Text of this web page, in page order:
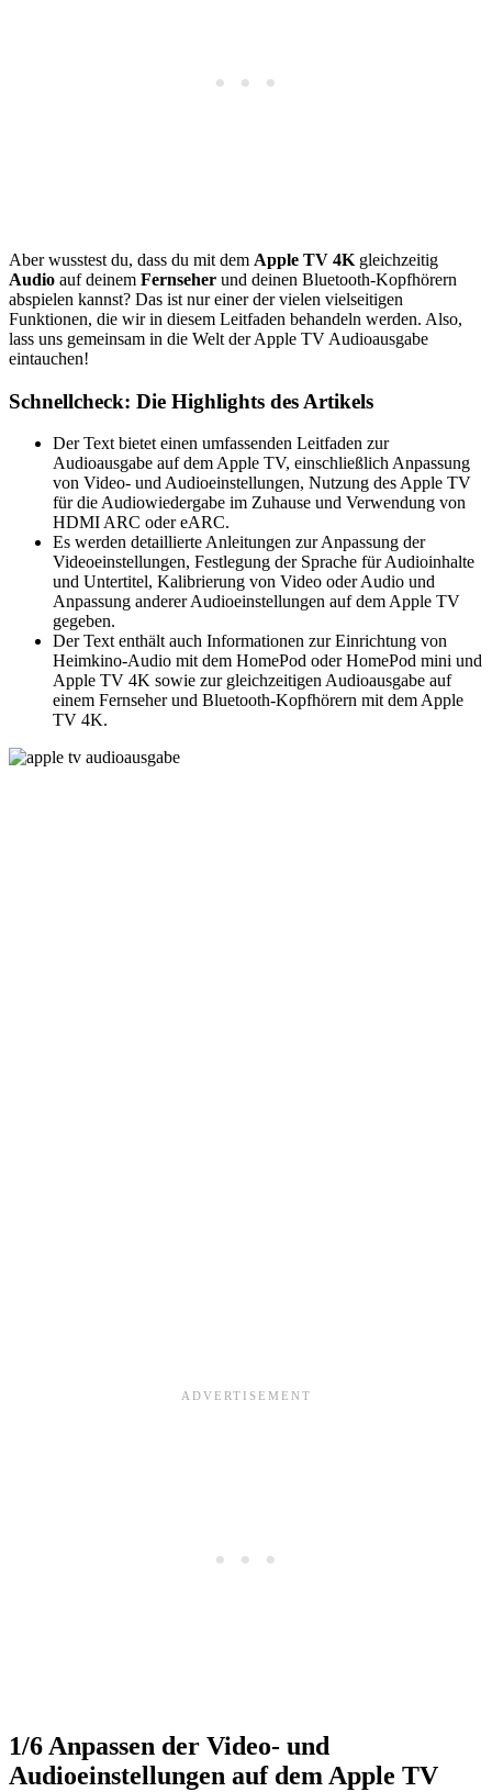
Aber wusstest du, dass du mit dem Apple TV 4K gleichzeitig
Audio auf deinem Fernseher und deinen Bluetooth-Kopfhörern
abspielen kannst? Das ist nur einer der vielen vielseitigen
Funktionen, die wir in diesem Leitfaden behandeln werden. Also,
lass uns gemeinsam in die Welt der Apple TV Audioausgabe
eintauchen!
Schnellcheck: Die Highlights des Artikels
Der Text bietet einen umfassenden Leitfaden zur
Audioausgabe auf dem Apple TV, einschließlich Anpassung
von Video- und Audioeinstellungen, Nutzung des Apple TV
für die Audiowiedergabe im Zuhause und Verwendung von
HDMI ARC oder eARC.
Es werden detaillierte Anleitungen zur Anpassung der
Videoeinstellungen, Festlegung der Sprache für Audioinhalte
und Untertitel, Kalibrierung von Video oder Audio und
Anpassung anderer Audioeinstellungen auf dem Apple TV
gegeben.
Der Text enthält auch Informationen zur Einrichtung von
Heimkino-Audio mit dem HomePod oder HomePod mini und
Apple TV 4K sowie zur gleichzeitigen Audioausgabe auf
einem Fernseher und Bluetooth-Kopfhörern mit dem Apple
TV 4K.
1/6 Anpassen der Video- und
Audioeinstellungen auf dem Apple TV